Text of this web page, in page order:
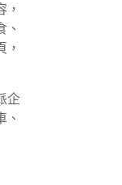
，
、
，
企
、